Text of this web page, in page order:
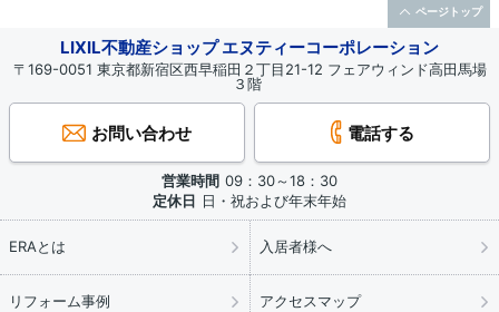
LIXIL不動産ショップ エヌティーコーポレーション
〒169-0051 東京都新宿区西早稲田２丁目21-12 フェアウィンド高田馬場
３階
お問い合わせ 電話する
営業時間 09：30～18：30
定休日 日・祝および年末年始
ERAとは 入居者様へ
リフォーム事例 アクセスマップ
ページトップ